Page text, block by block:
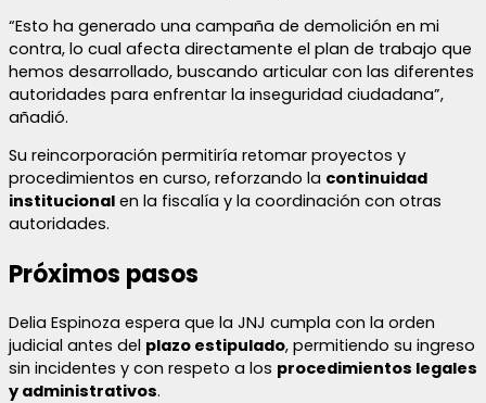
“Esto ha generado una campaña de demolición en mi
contra, lo cual afecta directamente el plan de trabajo que
hemos desarrollado, buscando articular con las diferentes
autoridades para enfrentar la inseguridad ciudadana”,
añadió.
Su reincorporación permitiría retomar proyectos y
procedimientos en curso, reforzando la continuidad
institucional en la fiscalía y la coordinación con otras
autoridades.
Próximos pasos
Delia Espinoza espera que la JNJ cumpla con la orden
judicial antes del plazo estipulado, permitiendo su ingreso
sin incidentes y con respeto a los procedimientos legales
y administrativos.